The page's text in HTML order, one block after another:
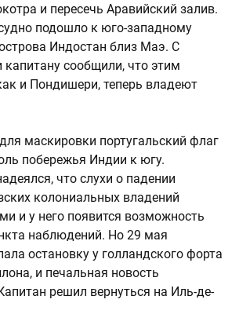
и пересечь Аравийский залив.
подошло к юго-западному
Индостан близ Маэ. С
капитану сообщили, что этим
и Пондишери, теперь владеют
маскировки португальский флаг
побережья Индии к югу.
что слухи о падении
колониальных владений
и у него появится возможность
наблюдений. Но 29 мая
остановку у голландского форта
и печальная новость
решил вернуться на Иль-де-